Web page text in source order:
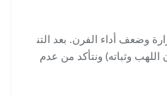
وضعف أداء الفرن. بعد التن
وثباته) ونتأكد من عدم